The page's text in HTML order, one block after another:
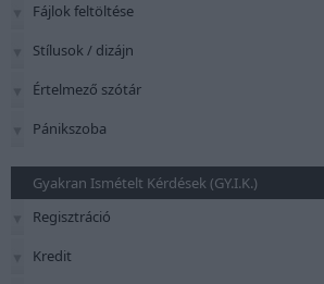
Fájlok feltöltése
Stílusok / dizájn
Értelmező szótár
Pánikszoba
Gyakran Ismételt Kérdések (GY.I.K.)
Regisztráció
Kredit